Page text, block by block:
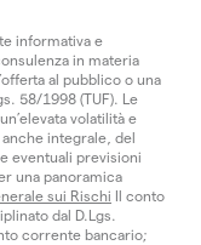
informativa e
in materia
al pubblico o una
58/1998 (TUF). Le
volatilità e
integrale, del
eventuali previsioni
una panoramica
sui Rischi Il conto
dal D.Lgs.
corrente bancario;